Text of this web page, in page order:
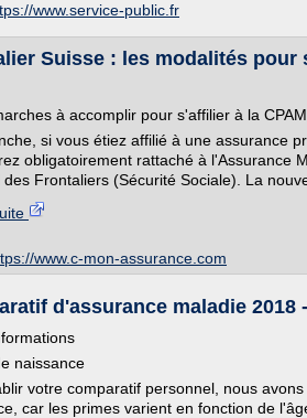
www.service-public.fr
Suisse : les modalités pour
à accomplir pour s'affilier à la
si vous étiez affilié à une assurance
obligatoirement rattaché à l'Assurance
Frontaliers (Sécurité Sociale). La
www.c-mon-assurance.com
d'assurance maladie 2018
naissance
votre comparatif personnel, nous
car les primes varient en fonction de